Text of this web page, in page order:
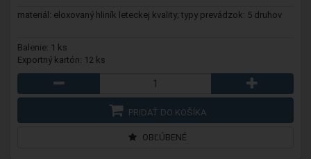
materiál: eloxovaný hliník leteckej kvality; typy prevádzok: 5 druhov
Balenie: 1 ks
Exportný kartón: 12 ks
PRIDAŤ DO KOŠÍKA
OBĽÚBENÉ